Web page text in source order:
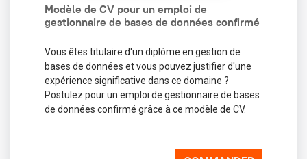
Modèle de CV pour un emploi de
gestionnaire de bases de données confirmé
Vous êtes titulaire d'un diplôme en gestion de
bases de données et vous pouvez justifier d'une
expérience significative dans ce domaine ?
Postulez pour un emploi de gestionnaire de bases
de données confirmé grâce à ce modèle de CV.